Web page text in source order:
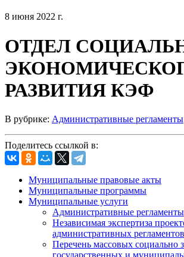
8 июня 2022 г.
ОТДЕЛ
РАЗВИТИЯ КЭФ
В рубрике: Административные регламенты
Поделитесь ссылкой в:
Муниципальные правовые акты
Муниципальные программы
Муниципальные услуги
Административные регламенты
Независимая экспертиза
административных регламентов
Перечень массовых социально